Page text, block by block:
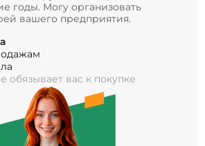
годы. Могу организовать
вашего предприятия.
обязывает вас к покупке